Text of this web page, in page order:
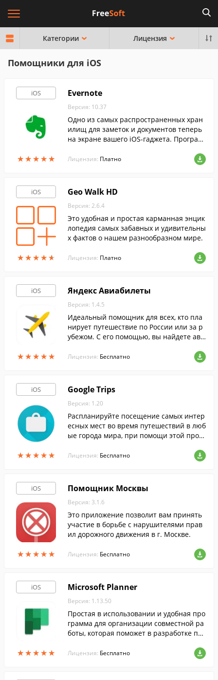
Категории Лицензия
Помощники для iOS
iOS
★★★★★
★★★★★
Evernote
Версия: 10.37
Одно из самых распространенных хран
илищ для заметок и документов теперь
на экране вашего iOS-гаджета. Програм
его использования, для работы или учеб
Лицензия: Платно
iOS
★★★★★
★★★★★
Geo Walk HD
Версия: 2.6.4
Это удобная и простая карманная энцик
лопедия самых забавных и удивительны
х фактов о нашем разнообразном мире.
Лицензия: Платно
iOS
★★★★★
★★★★★
Яндекс Авиабилеты
Версия: 1.4.5
Идеальный помощник для всех, кто пла
нирует путешествие по России или за р
убежом. С его помощью, вы найдете ави
Лицензия: Бесплатно
iOS
★★★★★
★★★★★
Google Trips
Версия: 1.20
Распланируйте посещение самых интер
есных мест во время путешествий в люб
ые города мира, при помощи этой прог
Лицензия: Бесплатно
iOS
★★★★★
★★★★★
Помощник Москвы
Версия: 3.1.6
Это приложение позволит вам принять
участие в борьбе с нарушителями прав
ил дорожного движения в г. Москве.
Лицензия: Бесплатно
iOS
★★★★★
★★★★★
Microsoft Planner
Версия: 1.13.50
Простая в использовании и удобная про
грамма для организации совместной ра
боты, которая поможет в разработке пла
адач и контроле их выполнения.
Лицензия: Бесплатно